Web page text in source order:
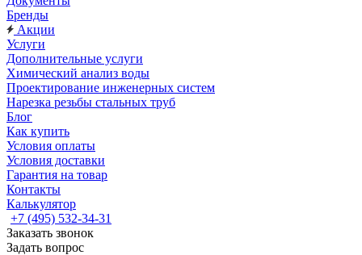
Бренды
Акции
Услуги
Дополнительные услуги
Химический анализ воды
Проектирование инженерных систем
Нарезка резьбы стальных труб
Блог
Как купить
Условия оплаты
Условия доставки
Гарантия на товар
Контакты
Калькулятор
+7 (495) 532‑34‑31
Заказать звонок
Задать вопрос